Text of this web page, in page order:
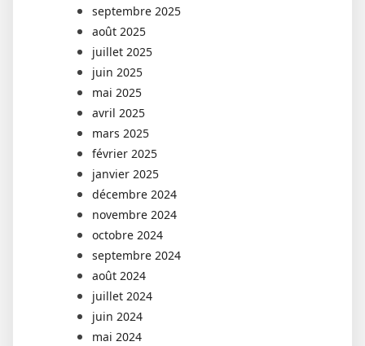
septembre 2025
août 2025
juillet 2025
juin 2025
mai 2025
avril 2025
mars 2025
février 2025
janvier 2025
décembre 2024
novembre 2024
octobre 2024
septembre 2024
août 2024
juillet 2024
juin 2024
mai 2024